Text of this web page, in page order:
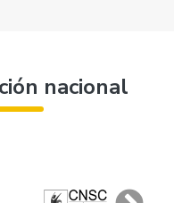
nacional